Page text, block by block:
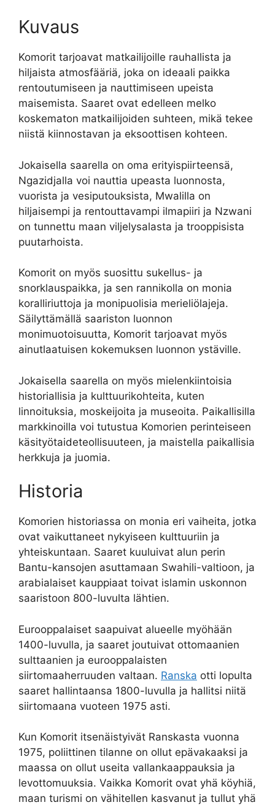
Kuvaus
Komorit tarjoavat matkailijoille rauhallista ja
hiljaista atmosfääriä, joka on ideaali paikka
rentoutumiseen ja nauttimiseen upeista
maisemista. Saaret ovat edelleen melko
koskematon matkailijoiden suhteen, mikä tekee
niistä kiinnostavan ja eksoottisen kohteen.
Jokaisella saarella on oma erityispiirteensä,
Ngazidjalla voi nauttia upeasta luonnosta,
vuorista ja vesiputouksista, Mwalilla on
hiljaisempi ja rentouttavampi ilmapiiri ja Nzwani
on tunnettu maan viljelysalasta ja trooppisista
puutarhoista.
Komorit on myös suosittu sukellus- ja
snorklauspaikka, ja sen rannikolla on monia
koralliriuttoja ja monipuolisia merieliölajeja.
Säilyttämällä saariston luonnon
monimuotoisuutta, Komorit tarjoavat myös
ainutlaatuisen kokemuksen luonnon ystäville.
Jokaisella saarella on myös mielenkiintoisia
historiallisia ja kulttuurikohteita, kuten
linnoituksia, moskeijoita ja museoita. Paikallisilla
markkinoilla voi tutustua Komorien perinteiseen
käsityötaideteollisuuteen, ja maistella paikallisia
herkkuja ja juomia.
Historia
Komorien historiassa on monia eri vaiheita, jotka
ovat vaikuttaneet nykyiseen kulttuuriin ja
yhteiskuntaan. Saaret kuuluivat alun perin
Bantu-kansojen asuttamaan Swahili-valtioon, ja
arabialaiset kauppiaat toivat islamin uskonnon
saaristoon 800-luvulta lähtien.
Eurooppalaiset saapuivat alueelle myöhään
1400-luvulla, ja saaret joutuivat ottomaanien
sulttaanien ja eurooppalaisten
siirtomaaherruuden valtaan. Ranska otti lopulta
saaret hallintaansa 1800-luvulla ja hallitsi niitä
siirtomaana vuoteen 1975 asti.
Kun Komorit itsenäistyivät Ranskasta vuonna
1975, poliittinen tilanne on ollut epävakaaksi ja
maassa on ollut useita vallankaappauksia ja
levottomuuksia. Vaikka Komorit ovat yhä köyhiä,
maan turismi on vähitellen kasvanut ja tullut yhä